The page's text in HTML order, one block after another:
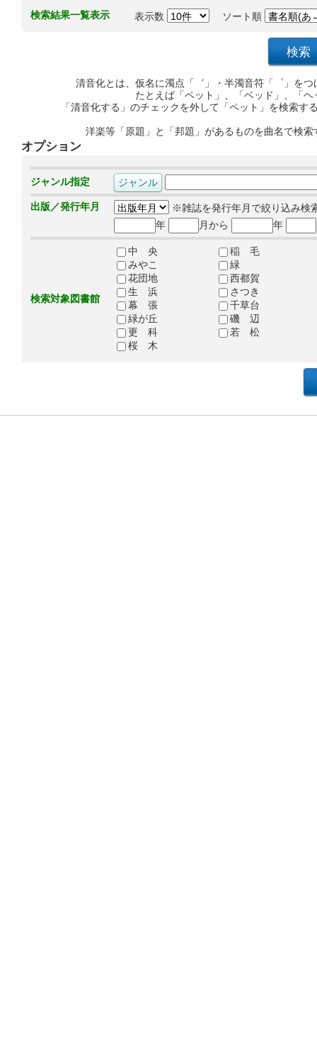
検索結果一覧表示 表示数 ソート順
清音化とは、仮名に濁点「゛」・半濁音符「゜」を
たとえば「ペット」、「ベッド」、「
「清音化する」のチェックを外して「ペット」を検索
洋楽等「原題」と「邦題」があるものを曲名で検
オプション
ジャンル指定
出版／発行年月
※雑誌を発行年月で絞り込み検
年
月から 年
検索対象図書館
中 央
稲 毛
みやこ
緑
花団地
西都賀
生 浜
さつき
幕 張
千草台
緑が丘
磯 辺
更 科
若 松
桜 木